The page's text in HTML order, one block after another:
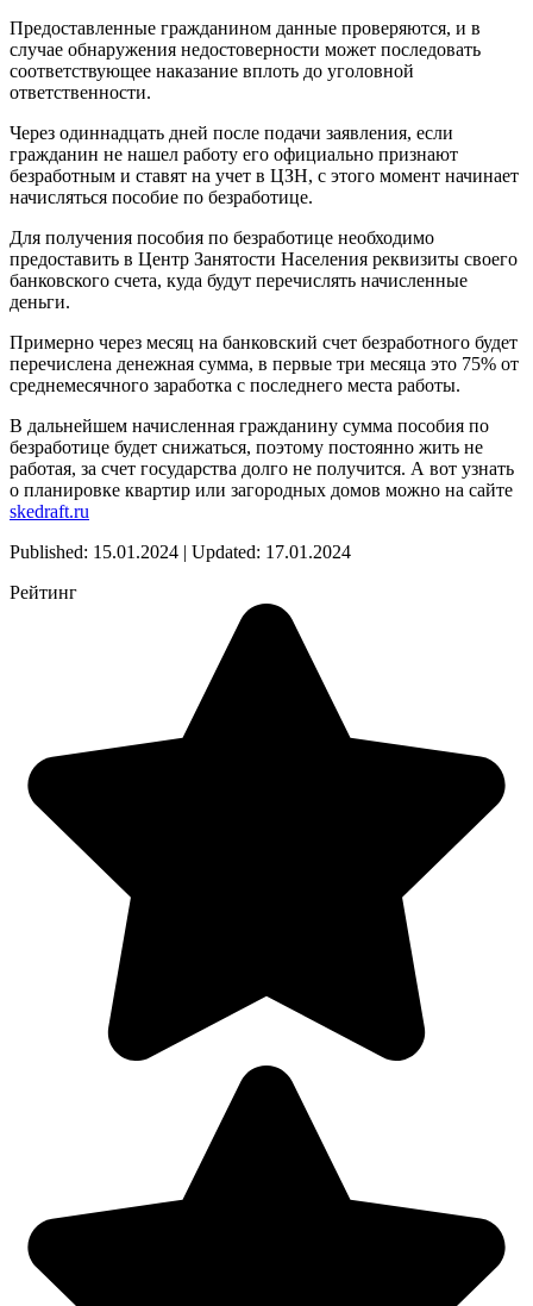
Предоставленные гражданином данные проверяются, и в
случае обнаружения недостоверности может последовать
соответствующее наказание вплоть до уголовной
ответственности.
Через одиннадцать дней после подачи заявления, если
гражданин не нашел работу его официально признают
безработным и ставят на учет в ЦЗН, с этого момент начинает
начисляться пособие по безработице.
Для получения пособия по безработице необходимо
предоставить в Центр Занятости Населения реквизиты своего
банковского счета, куда будут перечислять начисленные
деньги.
Примерно через месяц на банковский счет безработного будет
перечислена денежная сумма, в первые три месяца это 75% от
среднемесячного заработка с последнего места работы.
В дальнейшем начисленная гражданину сумма пособия по
безработице будет снижаться, поэтому постоянно жить не
работая, за счет государства долго не получится. А вот узнать
о планировке квартир или загородных домов можно на сайте
skedraft.ru
Published: 15.01.2024 | Updated: 17.01.2024
Рейтинг